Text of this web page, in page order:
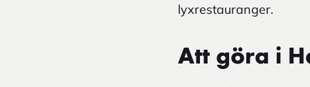
lyxrestauranger.
Att göra i